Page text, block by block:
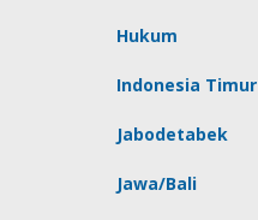
Hukum
Indonesia Timur
Jabodetabek
Jawa/Bali